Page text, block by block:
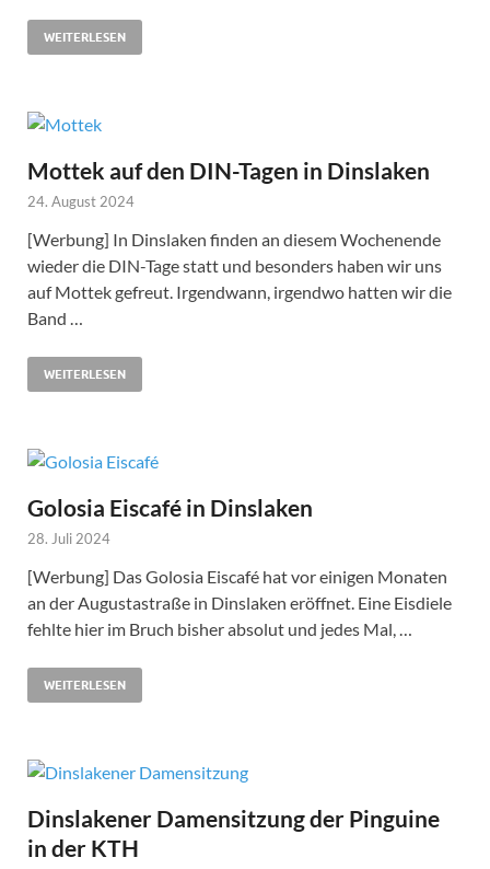
WEITERLESEN
Mottek auf den DIN-Tagen in Dinslaken
24. August 2024
[Werbung] In Dinslaken finden an diesem Wochenende
wieder die DIN-Tage statt und besonders haben wir uns
auf Mottek gefreut. Irgendwann, irgendwo hatten wir die
Band …
WEITERLESEN
Golosia Eiscafé in Dinslaken
28. Juli 2024
[Werbung] Das Golosia Eiscafé hat vor einigen Monaten
an der Augustastraße in Dinslaken eröffnet. Eine Eisdiele
fehlte hier im Bruch bisher absolut und jedes Mal, …
WEITERLESEN
Dinslakener Damensitzung der Pinguine
in der KTH